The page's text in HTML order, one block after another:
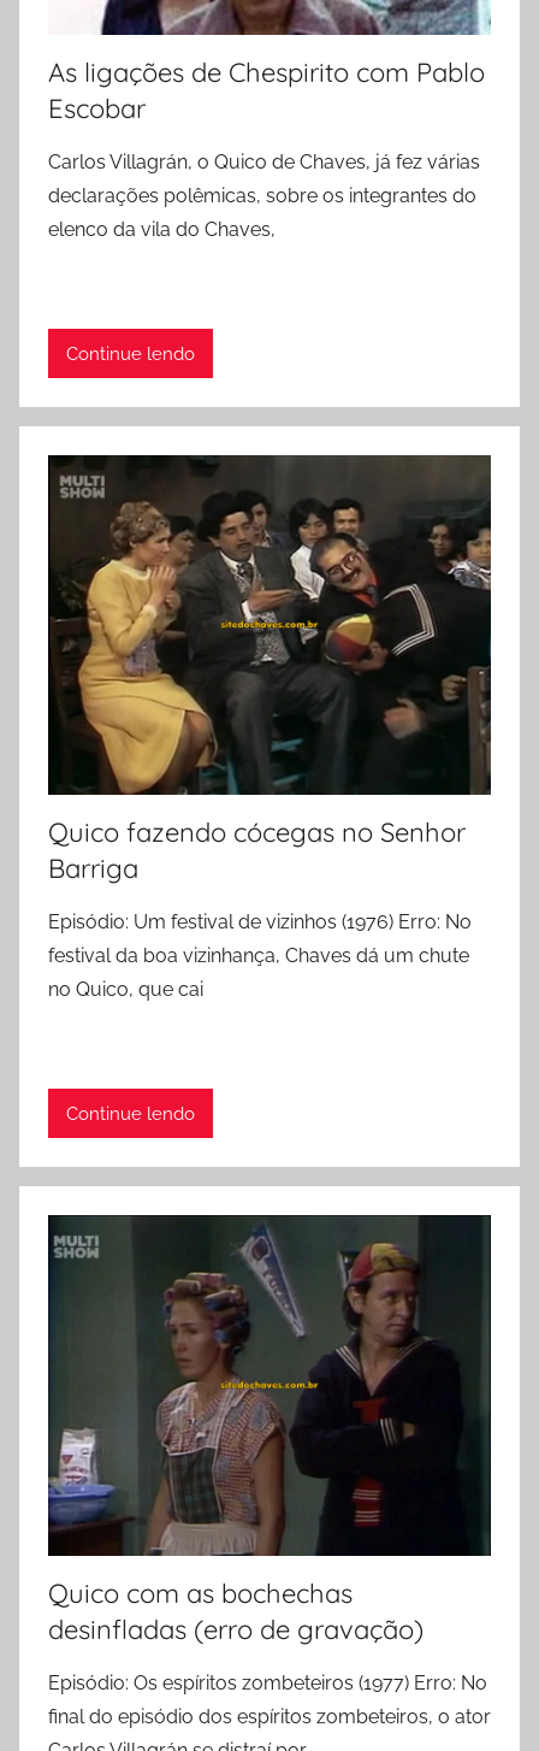
As ligações de Chespirito com Pablo
Escobar
Carlos Villagrán, o Quico de Chaves, já fez várias
declarações polêmicas, sobre os integrantes do
elenco da vila do Chaves,
Continue lendo
Quico fazendo cócegas no Senhor
Barriga
Episódio: Um festival de vizinhos (1976) Erro: No
festival da boa vizinhança, Chaves dá um chute
no Quico, que cai
Continue lendo
Quico com as bochechas
desinfladas (erro de gravação)
Episódio: Os espíritos zombeteiros (1977) Erro: No
final do episódio dos espíritos zombeteiros, o ator